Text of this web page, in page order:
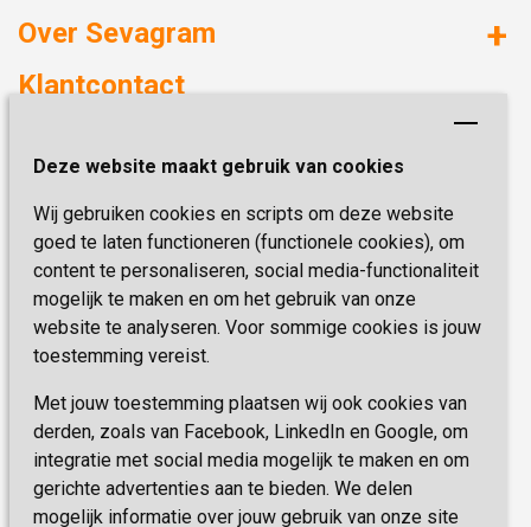
Deze website maakt gebruik van cookies
Wij gebruiken cookies en scripts om deze website
goed te laten functioneren (functionele cookies), om
content te personaliseren, social media-functionaliteit
mogelijk te maken en om het gebruik van onze
website te analyseren. Voor sommige cookies is jouw
toestemming vereist.
Met jouw toestemming plaatsen wij ook cookies van
derden, zoals van Facebook, LinkedIn en Google, om
integratie met social media mogelijk te maken en om
gerichte advertenties aan te bieden. We delen
mogelijk informatie over jouw gebruik van onze site
Huizen met zorg
Onze specialiteiten
Over Sevagram
Duurzaamheid
Kwaliteit & Klantbeleving
Missie & Visie
Vastgoed
Innovatie
Klantcontact
6419 PB Heerlen
Telefoon:0900 777 4 777
E-mail:zorgbemiddeling@sevagram.nl
Schrijf je nu in!
Blijf op de hoogte van de laatste activiteiten en
nieuwtjes met onze nieuwsbrief
INSCHRIJVEN